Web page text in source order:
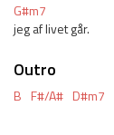
G#m7
jeg af livet går.
Outro
B F#/A# D#m7